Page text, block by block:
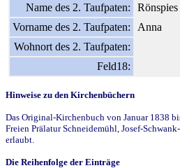
Name des 2. Taufpaten:
Rönspies
Vorname des 2. Taufpaten:
Anna
Wohnort des 2. Taufpaten:
Feld18:
Hinweise zu den Kirchenbüchern
Das Original-Kirchenbuch von Januar 1838
Freien Prälatur Schneidemühl, Josef-
erlaubt.
Die Reihenfolge der Einträge